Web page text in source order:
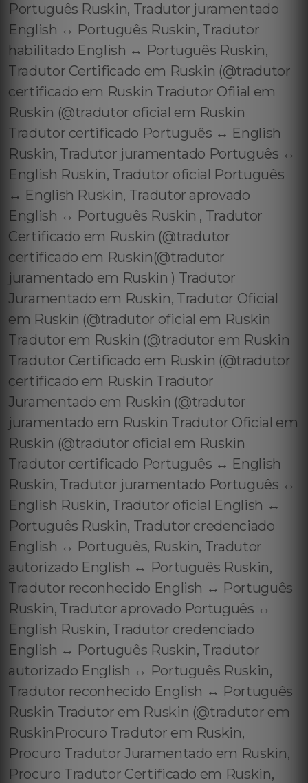
Português Ruskin, Tradutor juramentado
English ↔️ Português Ruskin, Tradutor
habilitado English ↔️ Português Ruskin,
Tradutor Certificado em Ruskin (@tradutor
certificado em Ruskin Tradutor Ofiial em
Ruskin (@tradutor oficial em Ruskin
Tradutor certificado Português ↔️ English
Ruskin, Tradutor juramentado Português ↔️
English Ruskin, Tradutor oficial Português
↔️ English Ruskin, Tradutor aprovado
English ↔️ Português Ruskin , Tradutor
Certificado em Ruskin (@tradutor
certificado em Ruskin(@tradutor
juramentado em Ruskin ) Tradutor
Juramentado em Ruskin, Tradutor Oficial
em Ruskin (@tradutor oficial em Ruskin
Tradutor em Ruskin (@tradutor em Ruskin
Tradutor Certificado em Ruskin (@tradutor
certificado em Ruskin Tradutor
Juramentado em Ruskin (@tradutor
juramentado em Ruskin Tradutor Oficial em
Ruskin (@tradutor oficial em Ruskin
Tradutor certificado Português ↔️ English
Ruskin, Tradutor juramentado Português ↔️
English Ruskin, Tradutor oficial English ↔️
Português Ruskin, Tradutor credenciado
English ↔️ Português, Ruskin, Tradutor
autorizado English ↔️ Português Ruskin,
Tradutor reconhecido English ↔️ Português
Ruskin, Tradutor aprovado Português ↔️
English Ruskin, Tradutor credenciado
English ↔️ Português Ruskin, Tradutor
autorizado English ↔️ Português Ruskin,
Tradutor reconhecido English ↔️ Português
Ruskin Tradutor em Ruskin (@tradutor em
RuskinProcuro Tradutor em Ruskin,
Procuro Tradutor Juramentado em Ruskin,
Procuro Tradutor Certificado em Ruskin,